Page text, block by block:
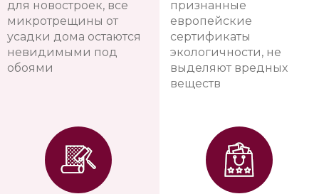
для новостроек, все
микротрещины от
усадки дома остаются
невидимыми под
обоями
признанные
европейские
сертификаты
экологичности, не
выделяют вредных
веществ